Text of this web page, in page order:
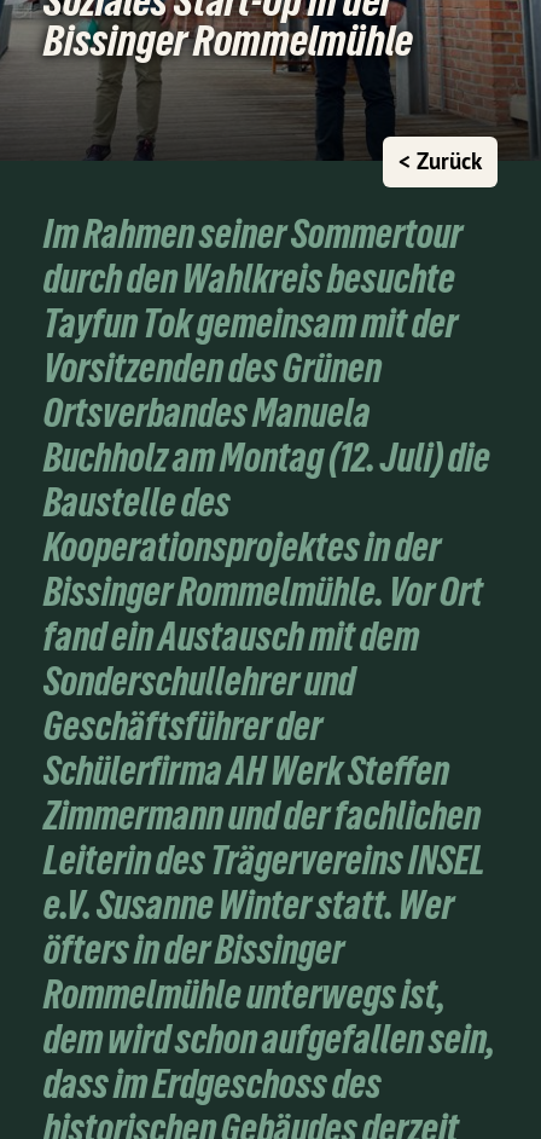
Bissinger Rommelmühle
< Zurück
Im Rahmen seiner Sommertour
durch den Wahlkreis besuchte
Tayfun Tok gemeinsam mit der
Vorsitzenden des Grünen
Ortsverbandes Manuela
Buchholz am Montag (12. Juli) die
Baustelle des
Kooperationsprojektes in der
Bissinger Rommelmühle. Vor Ort
fand ein Austausch mit dem
Sonderschullehrer und
Geschäftsführer der
Schülerfirma AH Werk Steffen
Zimmermann und der fachlichen
Leiterin des Trägervereins INSEL
e.V. Susanne Winter statt. Wer
öfters in der Bissinger
Rommelmühle unterwegs ist,
dem wird schon aufgefallen sein,
dass im Erdgeschoss des
historischen Gebäudes derzeit